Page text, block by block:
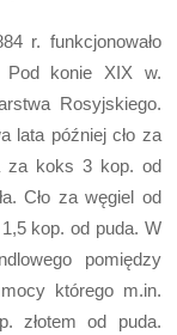
r. funkcjonowało
Pod konie XIX w.
Rosyjskiego.
lata później cło za
za koks 3 kop. od
Cło za węgiel od
kop. od puda. W
pomiędzy
którego m.in.
złotem od puda.